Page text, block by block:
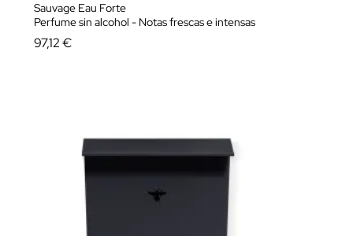
Sauvage Eau Forte
Perfume sin alcohol - Notas frescas e intensas
97,12 €